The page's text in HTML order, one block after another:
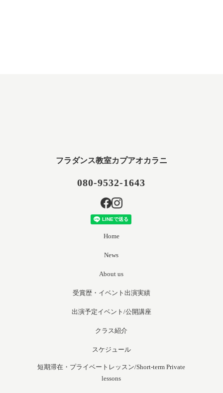
フラダンス教室カプアオカラニ
080-9532-1643
Home
News
About us
受賞歴・イベント出演実績
出演予定イベント/公開講座
クラス紹介
スケジュール
短期滞在・プライベートレッスン/Short-term Private
lessons